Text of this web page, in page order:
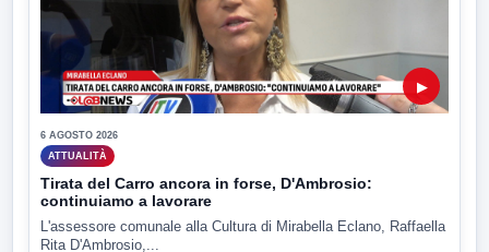
▶
6 AGOSTO 2026
ATTUALITÀ
Tirata del Carro ancora in forse, D'Ambrosio:
continuiamo a lavorare
L'assessore comunale alla Cultura di Mirabella Eclano, Raffaella
Rita D'Ambrosio,...